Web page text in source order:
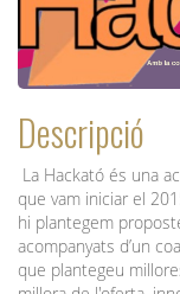
Descripció
La Hackató és una
que vam iniciar el
hi plantegem
acompanyats d’un
que plantegeu